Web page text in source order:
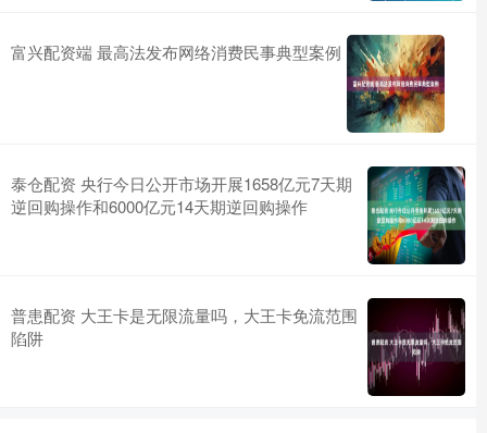
富兴配资端 最高法发布网络消费民事典型案例
泰仓配资 央行今日公开市场开展1658亿元7天期
逆回购操作和6000亿元14天期逆回购操作
普患配资 大王卡是无限流量吗，大王卡免流范围
陷阱